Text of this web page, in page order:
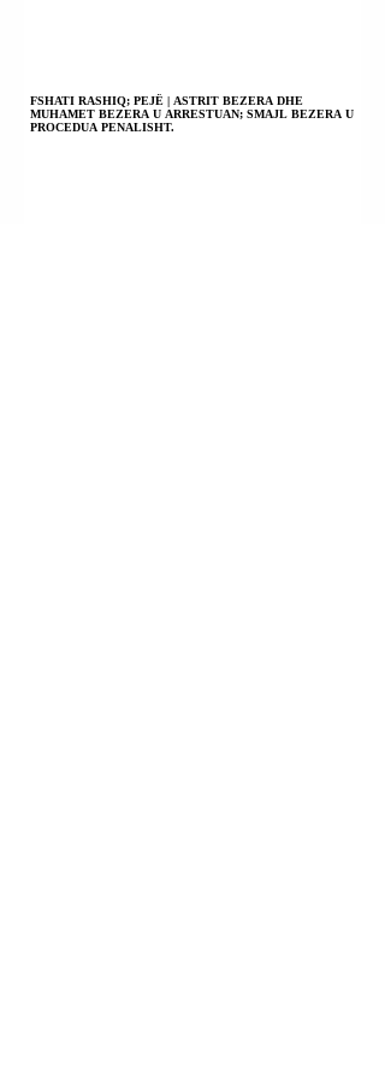
FSHATI RASHIQ; PEJË | ASTRIT BEZERA DHE
MUHAMET BEZERA U ARRESTUAN; SMAJL BEZERA U
PROCEDUA PENALISHT.